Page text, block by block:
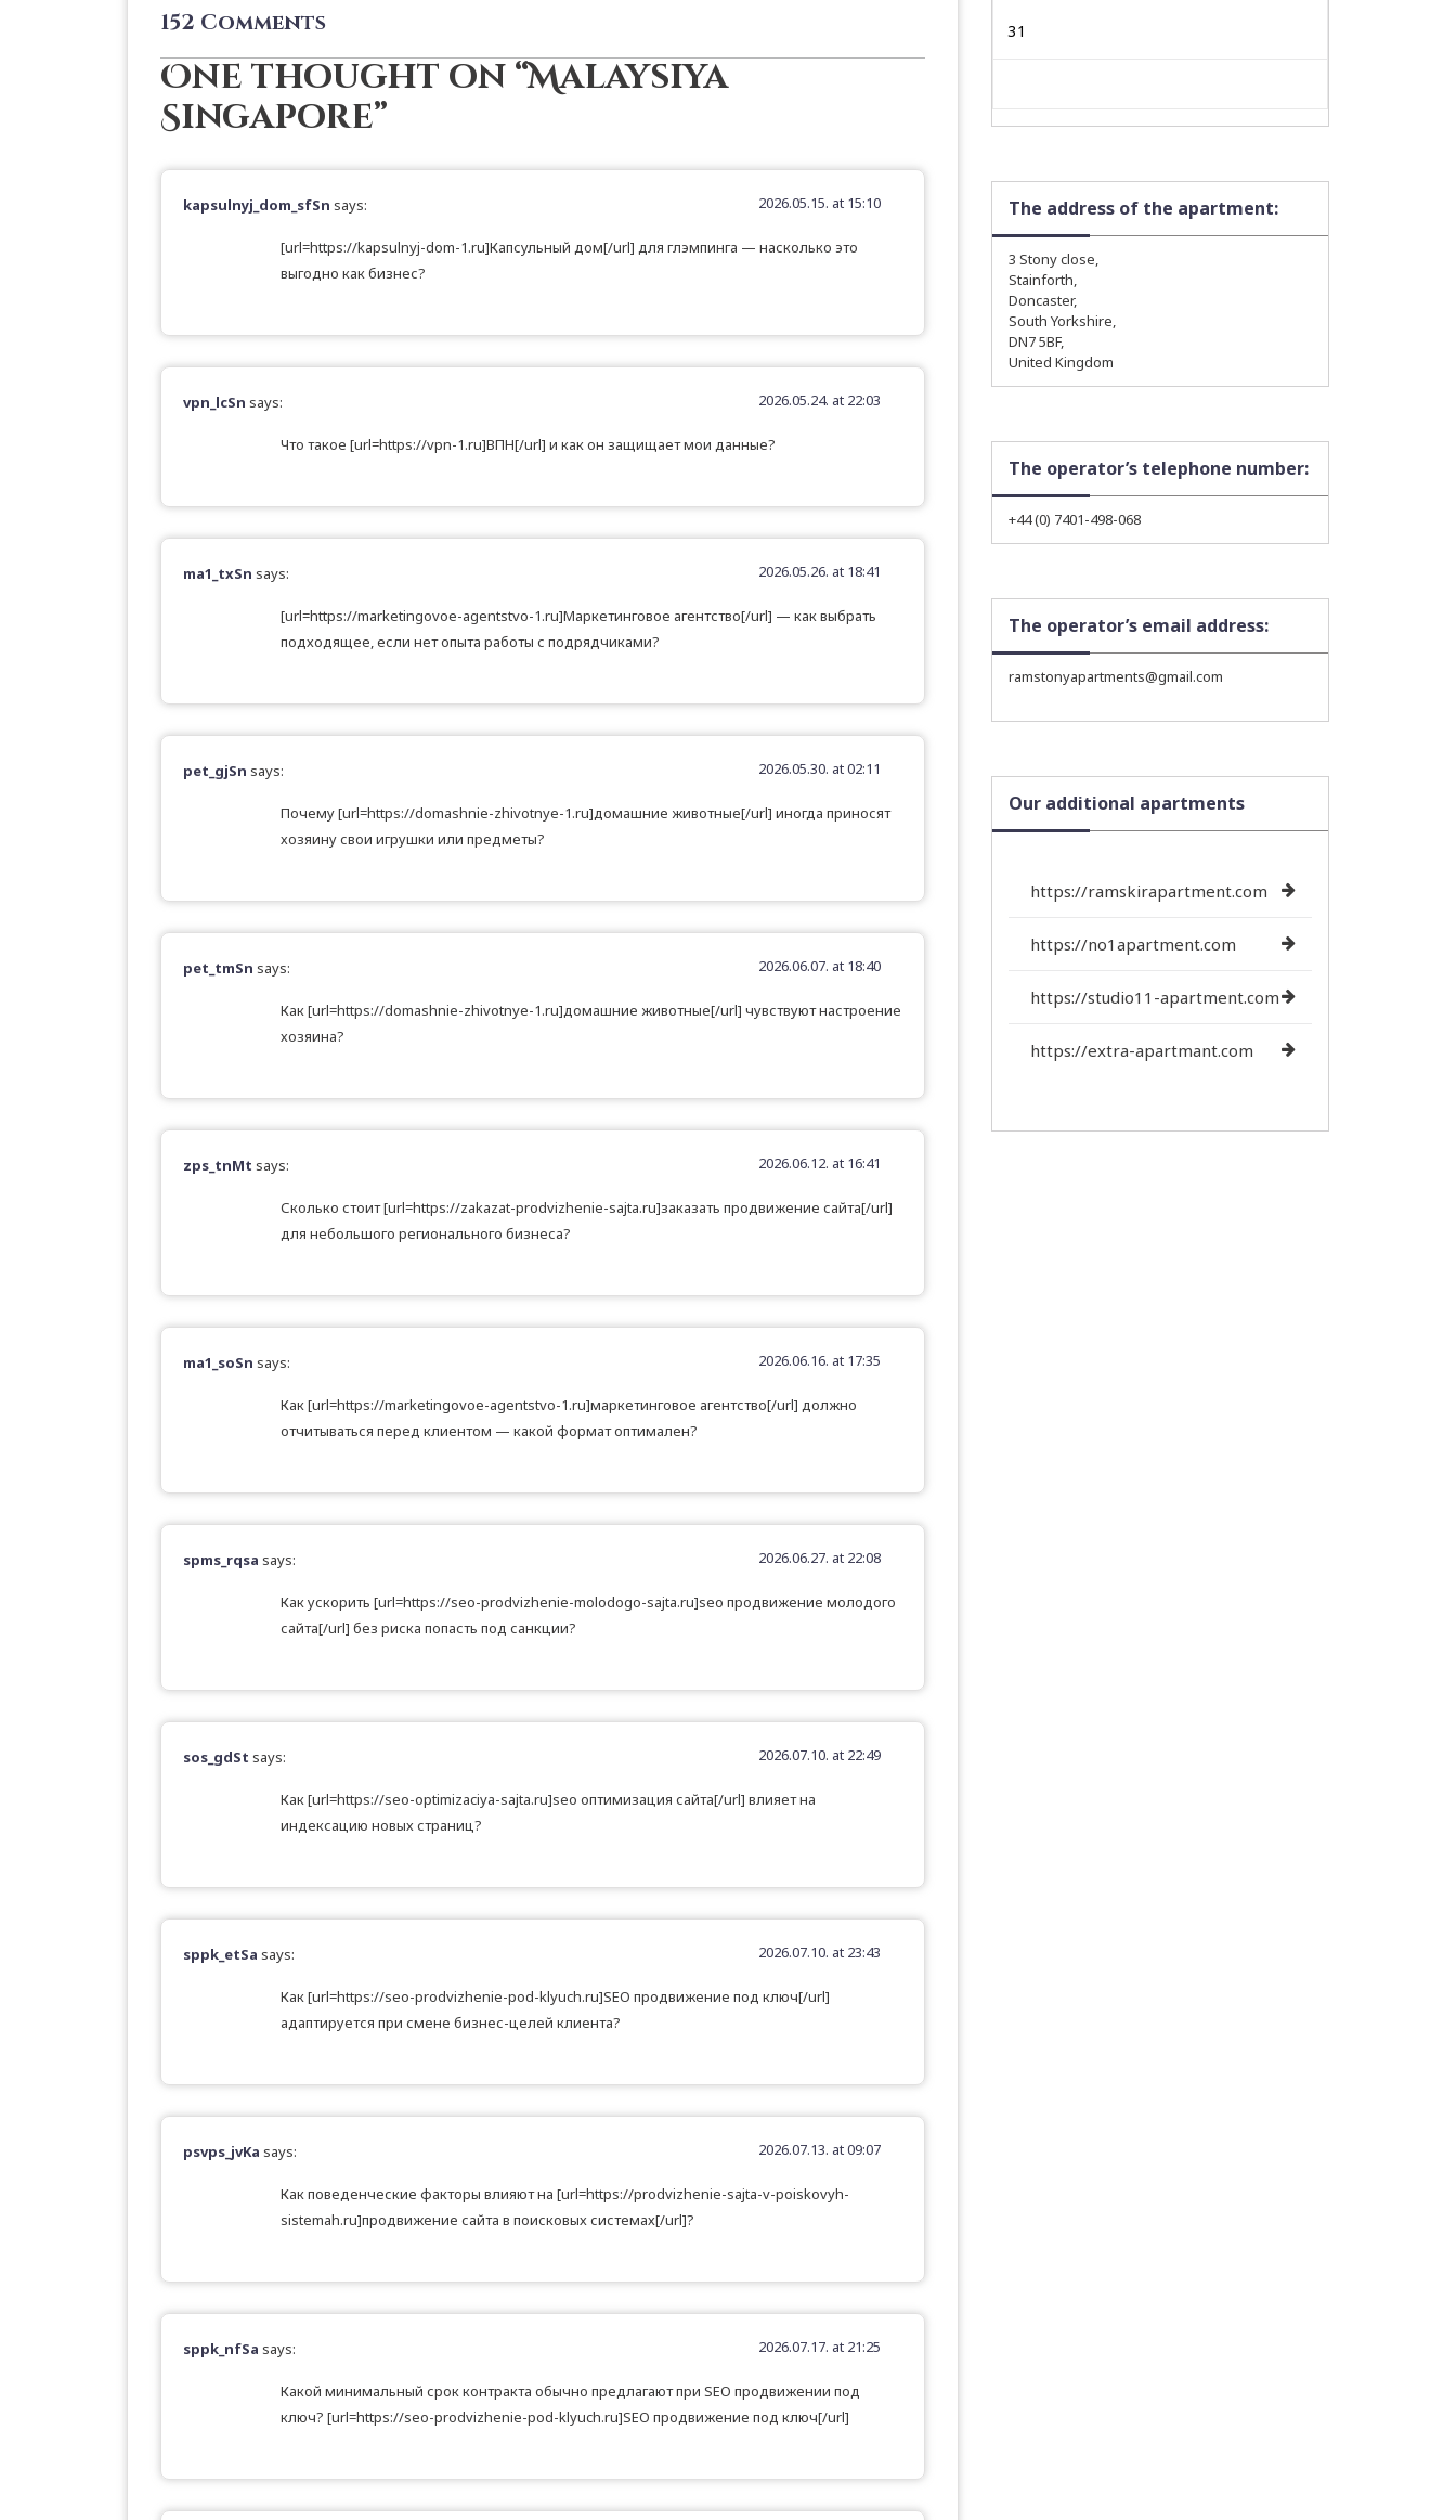
152 Comments
One thought on “Malaysiya
Singapore”
kapsulnyj_dom_sfSn says: 2026.05.15. at 15:10
[url=https://kapsulnyj-dom-1.ru]Капсульный дом[/url] для глэмпинга — насколько это
выгодно как бизнес?
vpn_lcSn says: 2026.05.24. at 22:03
Что такое [url=https://vpn-1.ru]ВПН[/url] и как он защищает мои данные?
ma1_txSn says: 2026.05.26. at 18:41
[url=https://marketingovoe-agentstvo-1.ru]Маркетинговое агентство[/url] — как выбрать
подходящее, если нет опыта работы с подрядчиками?
pet_gjSn says: 2026.05.30. at 02:11
Почему [url=https://domashnie-zhivotnye-1.ru]домашние животные[/url] иногда приносят
хозяину свои игрушки или предметы?
pet_tmSn says: 2026.06.07. at 18:40
Как [url=https://domashnie-zhivotnye-1.ru]домашние животные[/url] чувствуют настроение
хозяина?
zps_tnMt says: 2026.06.12. at 16:41
Сколько стоит [url=https://zakazat-prodvizhenie-sajta.ru]заказать продвижение сайта[/url]
для небольшого регионального бизнеса?
ma1_soSn says: 2026.06.16. at 17:35
Как [url=https://marketingovoe-agentstvo-1.ru]маркетинговое агентство[/url] должно
отчитываться перед клиентом — какой формат оптимален?
spms_rqsa says: 2026.06.27. at 22:08
Как ускорить [url=https://seo-prodvizhenie-molodogo-sajta.ru]seo продвижение молодого
сайта[/url] без риска попасть под санкции?
sos_gdSt says: 2026.07.10. at 22:49
Как [url=https://seo-optimizaciya-sajta.ru]seo оптимизация сайта[/url] влияет на
индексацию новых страниц?
sppk_etSa says: 2026.07.10. at 23:43
Как [url=https://seo-prodvizhenie-pod-klyuch.ru]SEO продвижение под ключ[/url]
адаптируется при смене бизнес-целей клиента?
psvps_jvKa says: 2026.07.13. at 09:07
Как поведенческие факторы влияют на [url=https://prodvizhenie-sajta-v-poiskovyh-
sistemah.ru]продвижение сайта в поисковых системах[/url]?
sppk_nfSa says: 2026.07.17. at 21:25
Какой минимальный срок контракта обычно предлагают при SEO продвижении под
ключ? [url=https://seo-prodvizhenie-pod-klyuch.ru]SEO продвижение под ключ[/url]
31
The address of the apartment:
3 Stony close,
Stainforth,
Doncaster,
South Yorkshire,
DN7 5BF,
United Kingdom
The operator’s telephone number:
+44 (0) 7401-498-068
The operator’s email address:
ramstonyapartments@gmail.com
Our additional apartments
https://ramskirapartment.com
https://no1apartment.com
https://studio11-apartment.com
https://extra-apartmant.com